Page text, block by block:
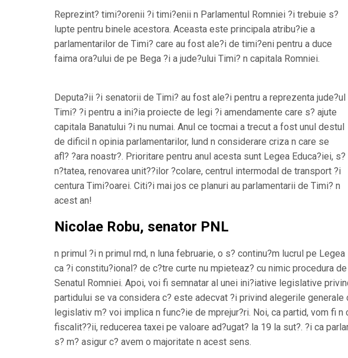
Reprezint? timi?orenii ?i timi?enii n Parlamentul Romniei ?i trebuie s?
lupte pentru binele acestora. Aceasta este principala atribu?ie a
parlamentarilor de Timi? care au fost ale?i de timi?eni pentru a duce
faima ora?ului de pe Bega ?i a jude?ului Timi? n capitala Romniei.
Deputa?ii ?i senatorii de Timi? au fost ale?i pentru a reprezenta jude?ul
Timi? ?i pentru a ini?ia proiecte de legi ?i amendamente care s? ajute
capitala Banatului ?i nu numai. Anul ce tocmai a trecut a fost unul destul
de dificil n opinia parlamentarilor, lund n considerare criza n care se
afl? ?ara noastr?. Prioritare pentru anul acesta sunt Legea Educa?iei, s?
n?tatea, renovarea unit??ilor ?colare, centrul intermodal de transport ?i
centura Timi?oarei. Citi?i mai jos ce planuri au parlamentarii de Timi? n
acest an!
Nicolae Robu, senator PNL
n primul ?i n primul rnd, n luna februarie, o s? continu?m lucrul pe
ca ?i constitu?ional? de c?tre curte nu mpieteaz? cu nimic procedura
Senatul Romniei. Apoi, voi fi semnatar al unei ini?iative legislative
partidului se va considera c? este adecvat ?i privind alegerile generale
legislativ m? voi implica n func?ie de mprejur?ri. Noi, ca partid, vom fi
fiscalit??ii, reducerea taxei pe valoare ad?ugat? la 19 la sut?. ?i ca
s? m? asigur c? avem o majoritate n acest sens.